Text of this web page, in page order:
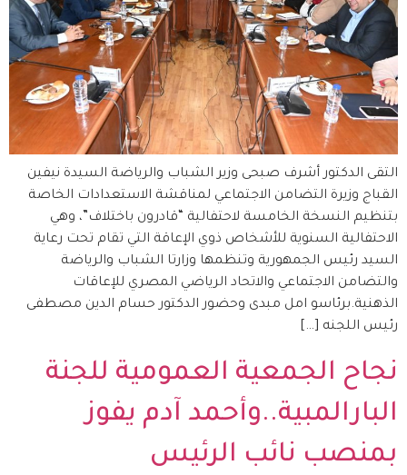
التقى الدكتور أشرف صبحى وزير الشباب والرياضة السيدة نيفين
القباج وزيرة التضامن الاجتماعي لمناقشة الاستعدادات الخاصة
بتنظيم النسخة الخامسة لاحتفالية “قادرون باختلاف”، وهي
الاحتفالية السنوية للأشخاص ذوي الإعاقة التي تقام تحت رعاية
السيد رئيس الجمهورية وتنظمها وزارتا الشباب والرياضة
والتضامن الاجتماعي والاتحاد الرياضي المصري للإعاقات
الذهنية.برئاسو امل مبدى وحضور الدكتور حسام الدين مصطفى
رئيس اللجنه […]
نجاح الجمعية العمومية للجنة
البارالمبية..وأحمد آدم يفوز
بمنصب نائب الرئيس